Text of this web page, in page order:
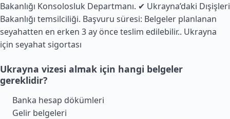
Bakanlığı Konsolosluk Departmanı. ✔ Ukrayna’daki Dışişleri
Bakanlığı temsilciliği. Başvuru süresi: Belgeler planlanan
seyahatten en erken 3 ay önce teslim edilebilir.. Ukrayna
için seyahat sigortası
Ukrayna vizesi almak için hangi belgeler
gereklidir?
Banka hesap dökümleri
Gelir belgeleri